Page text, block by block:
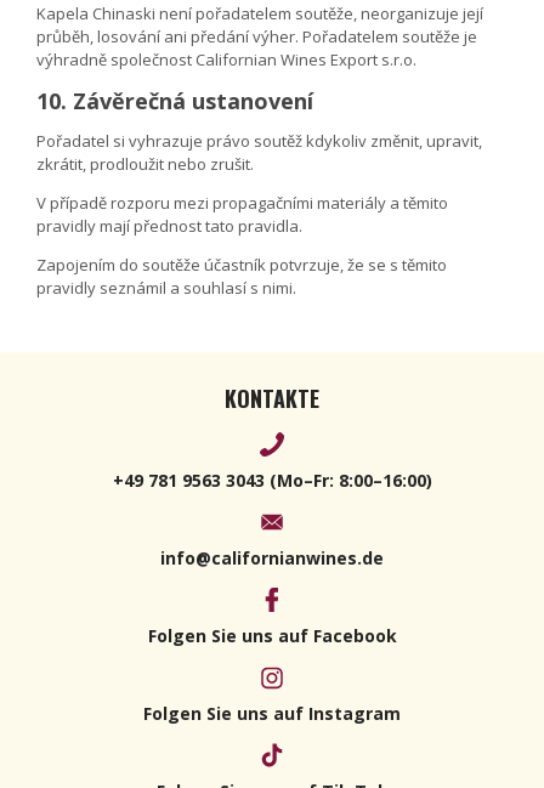
Kapela Chinaski není pořadatelem soutěže, neorganizuje její
průběh, losování ani předání výher. Pořadatelem soutěže je
výhradně společnost Californian Wines Export s.r.o.
10. Závěrečná ustanovení
Pořadatel si vyhrazuje právo soutěž kdykoliv změnit, upravit,
zkrátit, prodloužit nebo zrušit.
V případě rozporu mezi propagačními materiály a těmito
pravidly mají přednost tato pravidla.
Zapojením do soutěže účastník potvrzuje, že se s těmito
pravidly seznámil a souhlasí s nimi.
KONTAKTE
+49 781 9563 3043 (Mo–Fr: 8:00–16:00)
info@californianwines.de
Folgen Sie uns auf Facebook
Folgen Sie uns auf Instagram